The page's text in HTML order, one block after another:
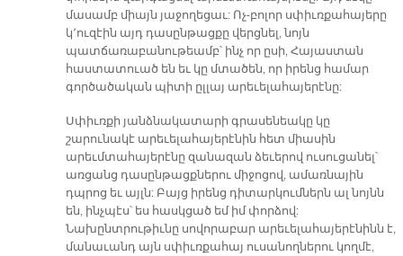
մասամբ միայն յաջողեցաւ: Ոչ-բոլոր սփիւռքահայերը
կ՚ուզէին այդ դասընթացքը վերցնել, նոյն
պատճառաբանութեամբ՝ ինչ որ ըսի, Հայաստան
հաստատուած են եւ կը մտածեն, որ իրենց համար
գործածական պիտի ըլլայ արեւելահայերէնը:
Սփիւռքի յանձնակատարի գրասենեակը կը
շարունակէ արեւելահայերէնին հետ միասին
արեւմտահայերէնը զանազան ձեւերով ուսուցանել՝
առցանց դասընթացքներու միջոցով, ամառնային
դպրոց եւ այլն: Բայց իրենց դիտարկումներն ալ նոյնն
են, ինչպէս՝ ես հասկցած եմ իմ փորձով:
Նախընտրութիւնը սովորաբար արեւելահայերէնինն է,
մանաւանդ այն սփիւռքահայ ուսանողներու կողմէ,